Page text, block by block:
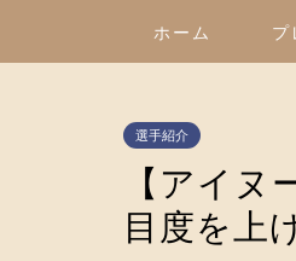
ホーム プ
選手紹介
【アイ
目度を上